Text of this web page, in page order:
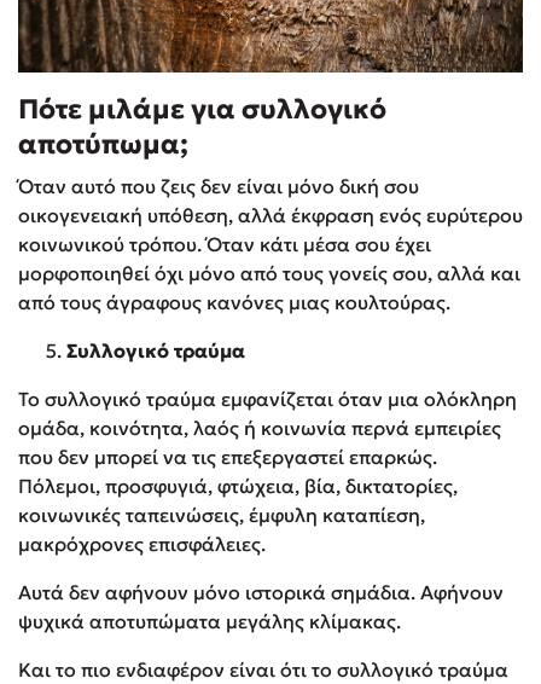
Πότε μιλάμε για συλλογικό
αποτύπωμα;
Όταν αυτό που ζεις δεν είναι μόνο δική σου
οικογενειακή υπόθεση, αλλά έκφραση ενός ευρύτερου
κοινωνικού τρόπου. Όταν κάτι μέσα σου έχει
μορφοποιηθεί όχι μόνο από τους γονείς σου, αλλά και
από τους άγραφους κανόνες μιας κουλτούρας.
Συλλογικό τραύμα
Το συλλογικό τραύμα εμφανίζεται όταν μια ολόκληρη
ομάδα, κοινότητα, λαός ή κοινωνία περνά εμπειρίες
που δεν μπορεί να τις επεξεργαστεί επαρκώς.
Πόλεμοι, προσφυγιά, φτώχεια, βία, δικτατορίες,
κοινωνικές ταπεινώσεις, έμφυλη καταπίεση,
μακρόχρονες επισφάλειες.
Αυτά δεν αφήνουν μόνο ιστορικά σημάδια. Αφήνουν
ψυχικά αποτυπώματα μεγάλης κλίμακας.
Και το πιο ενδιαφέρον είναι ότι το συλλογικό τραύμα